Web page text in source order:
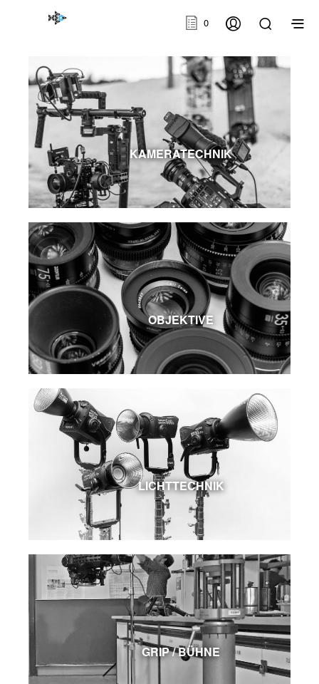
0
KAMERATECHNIK
OBJEKTIVE
LICHTTECHNIK
GRIP / BÜHNE